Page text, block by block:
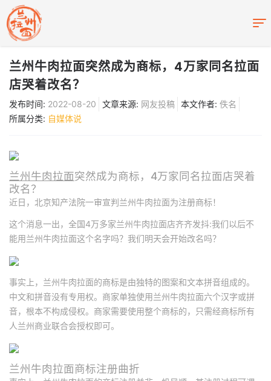
兰州牛肉拉面突然成为商标，4万家同名拉面
店哭着改名？
发布时间: 2022-08-20 文章来源: 网友投稿 本文作者: 佚名
所属分类: 自媒体说
兰州牛肉拉面突然成为商标，4万家同名拉面店哭着
改名？
近日，北京知产法院一审宣判兰州牛肉拉面为注册商标！
这个消息一出，全国4万多家兰州牛肉拉面店齐齐发抖:我们以后不
能用兰州牛肉拉面这个名字吗？我们明天会开始改名吗？
事实上，兰州牛肉拉面的商标是由独特的图案和文本拼音组成的。
中文和拼音没有专用权。商家单独使用兰州牛肉拉面六个汉字或拼
音，根本不构成侵权。商家需要使用整个商标的，只需经商标所有
人兰州商业联合会授权即可。
兰州牛肉拉面商标注册曲折